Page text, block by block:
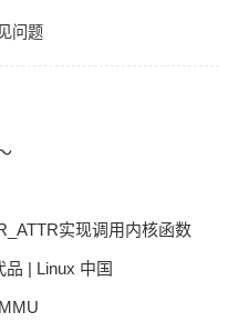
问题
实现调用内核函数
| Linux 中国